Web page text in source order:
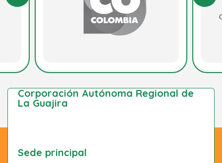
Corporación Autónoma Regional de
La Guajira
Sede principal